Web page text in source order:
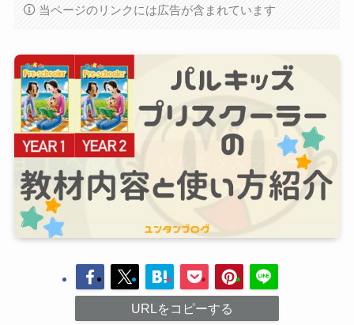
当ページのリンクには広告が含まれています
URLをコピーする